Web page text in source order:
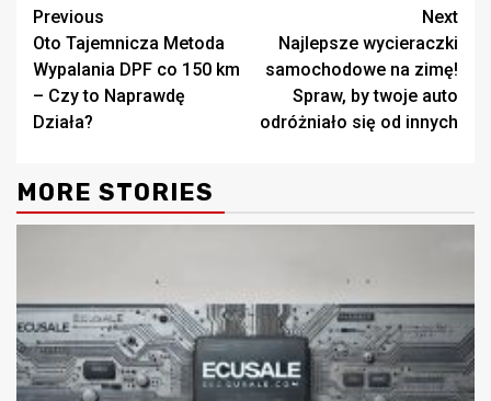
Continue
Reading
Previous
Oto Tajemnicza Metoda
Wypalania DPF co 150 km
– Czy to Naprawdę
Działa?
Next
Najlepsze wycieraczki
samochodowe na zimę!
Spraw, by twoje auto
odróżniało się od innych
MORE STORIES